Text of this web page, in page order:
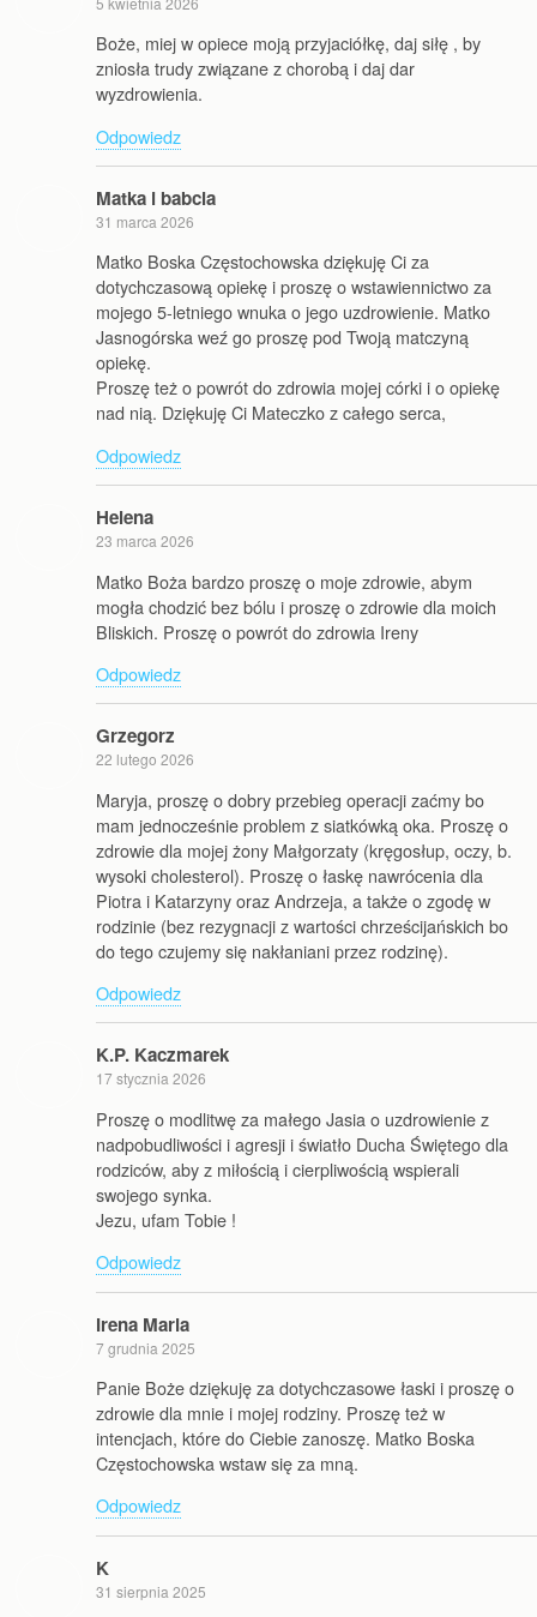
Boże, miej w opiece moją przyjaciółkę, daj siłę , by
zniosła trudy związane z chorobą i daj dar
wyzdrowienia.
Odpowiedz
Matka i babcia
31 marca 2026
Matko Boska Częstochowska dziękuję Ci za
dotychczasową opiekę i proszę o wstawiennictwo za
mojego 5-letniego wnuka o jego uzdrowienie. Matko
Jasnogórska weź go proszę pod Twoją matczyną
opiekę.
Proszę też o powrót do zdrowia mojej córki i o opiekę
nad nią. Dziękuję Ci Mateczko z całego serca,
Odpowiedz
Helena
23 marca 2026
Matko Boża bardzo proszę o moje zdrowie, abym
mogła chodzić bez bólu i proszę o zdrowie dla moich
Bliskich. Proszę o powrót do zdrowia Ireny
Odpowiedz
Grzegorz
22 lutego 2026
Maryja, proszę o dobry przebieg operacji zaćmy bo
mam jednocześnie problem z siatkówką oka. Proszę o
zdrowie dla mojej żony Małgorzaty (kręgosłup, oczy, b.
wysoki cholesterol). Proszę o łaskę nawrócenia dla
Piotra i Katarzyny oraz Andrzeja, a także o zgodę w
rodzinie (bez rezygnacji z wartości chrześcijańskich bo
do tego czujemy się nakłaniani przez rodzinę).
Odpowiedz
K.P. Kaczmarek
17 stycznia 2026
Proszę o modlitwę za małego Jasia o uzdrowienie z
nadpobudliwości i agresji i światło Ducha Świętego dla
rodziców, aby z miłością i cierpliwością wspierali
swojego synka.
Jezu, ufam Tobie !
Odpowiedz
Irena Maria
7 grudnia 2025
Panie Boże dziękuję za dotychczasowe łaski i proszę o
zdrowie dla mnie i mojej rodziny. Proszę też w
intencjach, które do Ciebie zanoszę. Matko Boska
Częstochowska wstaw się za mną.
Odpowiedz
K
31 sierpnia 2025